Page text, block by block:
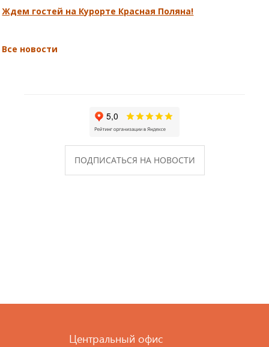
Ждем гостей на Курорте Красная Поляна!
Все новости
ПОДПИСАТЬСЯ НА НОВОСТИ
Центральный офис